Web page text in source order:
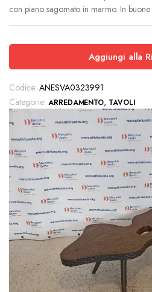
con piano sagomato in marmo. In
Aggiungi alla
Codice: ANESVA0323991
Categorie: ARREDAMENTO, TAVOLI